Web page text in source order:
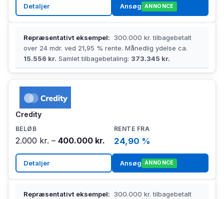
Detaljer Ansøg ANNONCE
Repræsentativt eksempel: 300.000 kr. tilbagebetalt
over 24 mdr. ved 21,95 % rente. Månedlig ydelse ca.
15.556 kr. Samlet tilbagebetaling: 373.345 kr.
Credity
2.000 kr. – 400.000 kr. 24,90 %
Detaljer Ansøg ANNONCE
Repræsentativt eksempel: 300.000 kr. tilbagebetalt